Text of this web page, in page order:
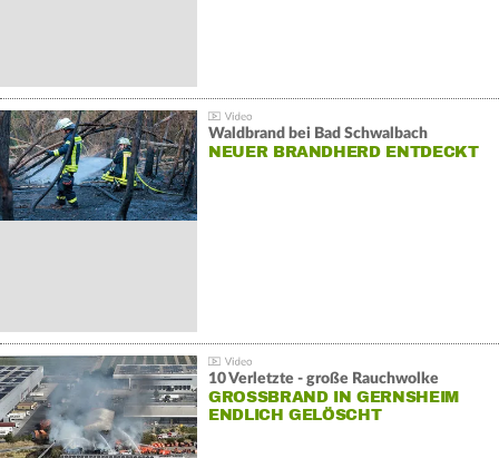
Waldbrand bei Bad Schwalbach
NEUER BRANDHERD ENTDECKT
10 Verletzte - große Rauchwolke
GROSSBRAND IN GERNSHEIM E
NDLICH GELÖSCHT